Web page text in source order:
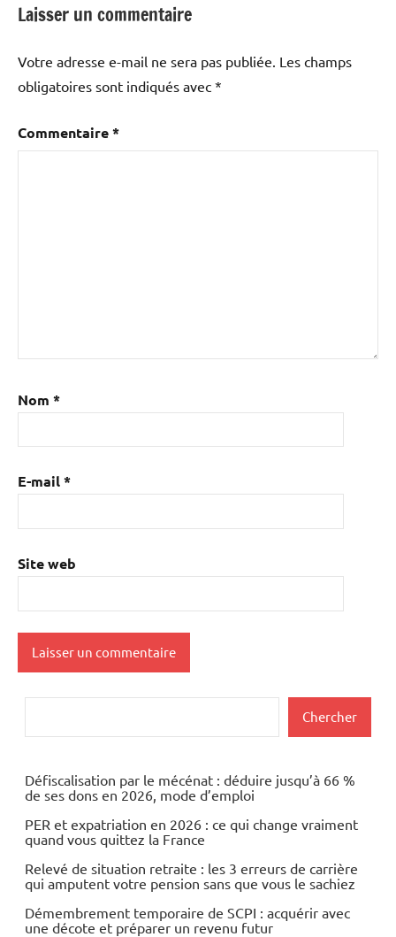
Laisser un commentaire
Votre adresse e-mail ne sera pas publiée. Les champs
obligatoires sont indiqués avec *
Commentaire*
Nom *
E-mail*
Site web
Chercher
Défiscalisation par le mécénat : déduire jusqu’à 66 %
de ses dons en 2026, mode d’emploi
PER et expatriation en 2026 : ce qui change vraiment
quand vous quittez la France
Relevé de situation retraite : les 3 erreurs de carrière
qui amputent votre pension sans que vous le sachiez
Démembrement temporaire de SCPI : acquérir avec
une décote et préparer un revenu futur